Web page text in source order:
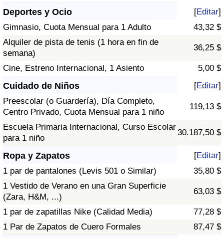
Deportes y Ocio [Editar]
Gimnasio, Cuota Mensual para 1 Adulto
43,32 $
Alquiler de pista de tenis (1 hora en fin de
semana)
36,25 $
Cine, Estreno Internacional, 1 Asiento 5,00 $
Cuidado de Niños [Editar]
Preescolar (o Guardería), Día Completo,
Centro Privado, Cuota Mensual para 1 niño
119,13 $
Escuela Primaria Internacional, Curso Escolar
para 1 niño
30.187,50 $
Ropa y Zapatos [Editar]
1 par de pantalones (Levis 501 o Similar)
35,80 $
1 Vestido de Verano en una Gran Superficie
(Zara, H&M, ...)
63,03 $
1 par de zapatillas Nike (Calidad Media)
77,28 $
1 Par de Zapatos de Cuero Formales
87,47 $